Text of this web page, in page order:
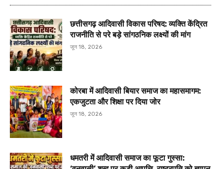
छत्तीसगढ़ आदिवासी विकास परिषद: व्यक्ति केंद्रित
राजनीति से परे बड़े सांगठनिक लक्ष्यों की मांग
जून 18, 2026
कोरबा में आदिवासी बियार समाज का महासमागम:
एकजुटता और शिक्षा पर दिया जोर
जून 18, 2026
धमतरी में आदिवासी समाज का फूटा गुस्सा: